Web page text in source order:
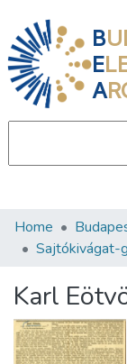
B
E
A
Communities &
Statistics
About us
Home
Sajtókivágat-
Karl